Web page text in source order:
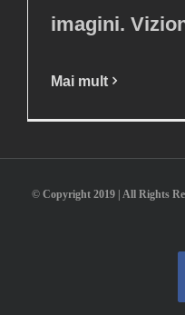
imagini.
Mai mult
© Copyright 2019 | All Rights